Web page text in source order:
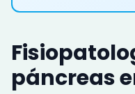
páncreas